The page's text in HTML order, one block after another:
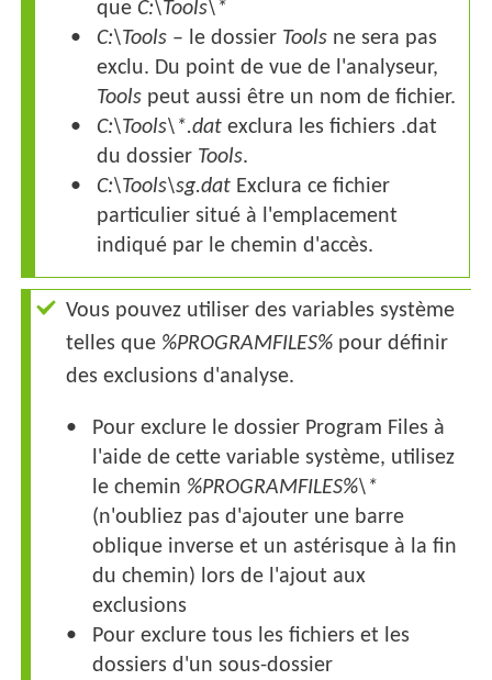
queC:\Tools\*
C:\Tools – le dossier Tools ne sera pas
exclu. Du point de vue de l'analyseur,
Tools peut aussi être un nom de fichier.
C:\Tools\*.dat exclura les fichiers .dat
du dossier Tools.
C:\Tools\sg.dat Exclura ce fichier
particulier situé à l'emplacement
indiqué par le chemin d'accès.
Vous pouvez utiliser des variables système
telles que %PROGRAMFILES% pour définir
des exclusions d'analyse.
Pour exclure le dossier Program Files à
l'aide de cette variable système, utilisez
le chemin %PROGRAMFILES%\*
(n'oubliez pas d'ajouter une barre
oblique inverse et un astérisque à la fin
du chemin) lors de l'ajout aux
exclusions
Pour exclure tous les fichiers et les
dossiers d'un sous-dossier